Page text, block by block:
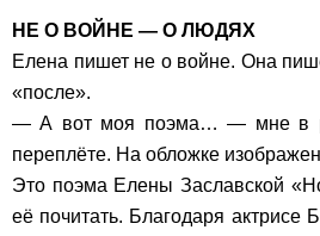
НЕ О ВОЙНЕ — О ЛЮДЯХ
Елена пишет не о войне. Она
«после».
— А вот моя поэма… — мне в
переплёте. На обложке
Это поэма Елены Заславской
её почитать. Благодаря актрисе